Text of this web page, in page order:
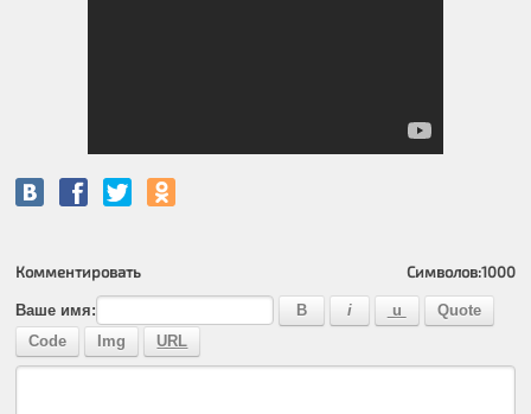
Комментировать Символов:1000
Ваше имя: